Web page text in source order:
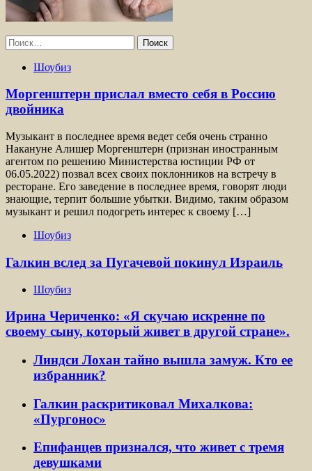
Найти:
Шоубиз
Моргенштерн прислал вместо себя в Россию
двойника
Музыкант в последнее время ведет себя очень странно
Накануне Алишер Моргенштерн (признан иностранным
агентом по решению Министерства юстиции РФ от
06.05.2022) позвал всех своих поклонников на встречу в
ресторане. Его заведение в последнее время, говорят люди
знающие, терпит большие убытки. Видимо, таким образом
музыкант и решил подогреть интерес к своему […]
Шоубиз
Галкин вслед за Пугачевой покинул Израиль
Шоубиз
Ирина Чериченко: «Я скучаю искренне по
своему сыну, который живет в другой стране».
Линдси Лохан тайно вышла замуж. Кто ее
избранник?
Галкин раскритиковал Михалкова:
«Пургонос»
Епифанцев признался, что живет с тремя
девушками